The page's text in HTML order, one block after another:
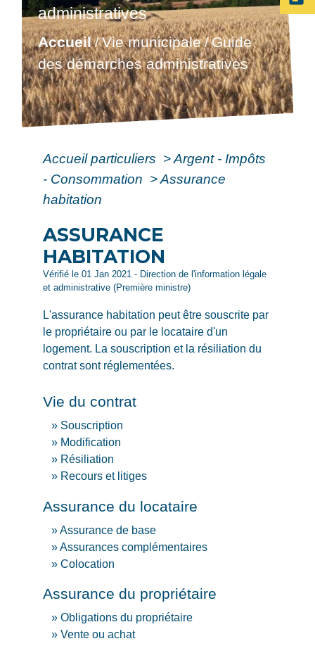
administratives
Accueil/Vie municipale/Guide
des démarches administratives
Accueil particuliers >Argent - Impôts
- Consommation >Assurance
habitation
ASSURANCE
HABITATION
Vérifié le 01 Jan 2021 - Direction de l'information légale
et administrative (Première ministre)
L'assurance habitation peut être souscrite par
le propriétaire ou par le locataire d'un
logement. La souscription et la résiliation du
contrat sont réglementées.
Vie du contrat
Souscription
Modification
Résiliation
Recours et litiges
Assurance du locataire
Assurance de base
Assurances complémentaires
Colocation
Assurance du propriétaire
Obligations du propriétaire
Vente ou achat